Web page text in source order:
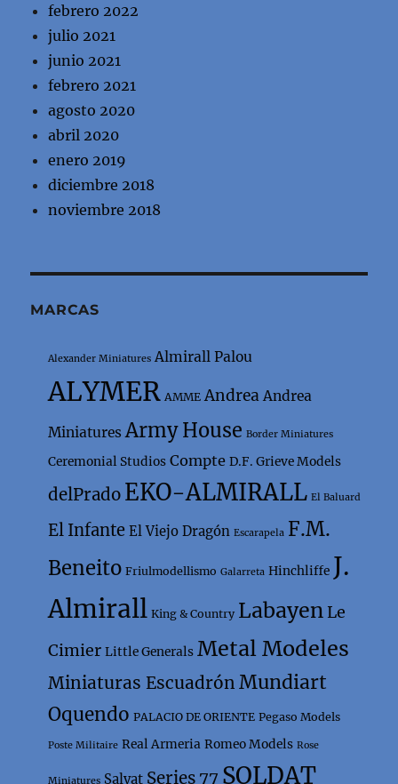
febrero 2022
julio 2021
junio 2021
febrero 2021
agosto 2020
abril 2020
enero 2019
diciembre 2018
noviembre 2018
MARCAS
Alexander Miniatures Almirall Palou
ALYMER AMME Andrea Andrea
Miniatures Army House Border Miniatures
Ceremonial Studios Compte D.F. Grieve Models
delPrado EKO-ALMIRALL El Baluard
El Infante El Viejo Dragón Escarapela F.M.
Beneito Friulmodellismo Galarreta Hinchliffe J.
Almirall King & Country Labayen Le
Cimier Little Generals Metal Modeles
Miniaturas Escuadrón Mundiart
Oquendo PALACIO DE ORIENTE Pegaso Models
Poste Militaire Real Armeria Romeo Models Rose
Miniatures Salvat Series 77 SOLDAT